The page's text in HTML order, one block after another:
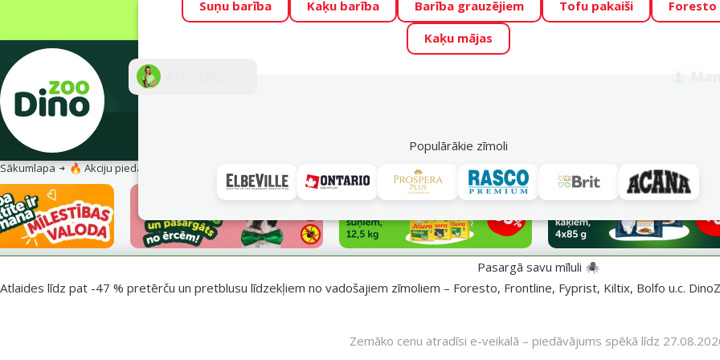
Visu mēnesi Dino Zoo piedāvā lieliskas cenas mīluļu TOP barībām! 🍖 →
Fotokonkurss “GADA ŪSAIŅI”! Varbūt tieši Tavs mīlulis būs 2027. gada
Suņu barība Kaķu barība Barība grauzējiem Tofu pakaiši
Foresto
Kaķu mājas
Populārākie zīmoli
Akciju piedāvājumi
Sākumlapa 🔥 Akciju piedāvājumi
Pasargā savu mīluli 🕷️
Atlaides līdz pat -47 % pretērču un pretblusu līdzekļiem no vadošajiem zīmoliem – Foresto, Frontline, Fyprist, Kiltix, Bolfo u.c.
Zemāko cenu atradīsi e-veikalā – piedāvājums spēkā līdz